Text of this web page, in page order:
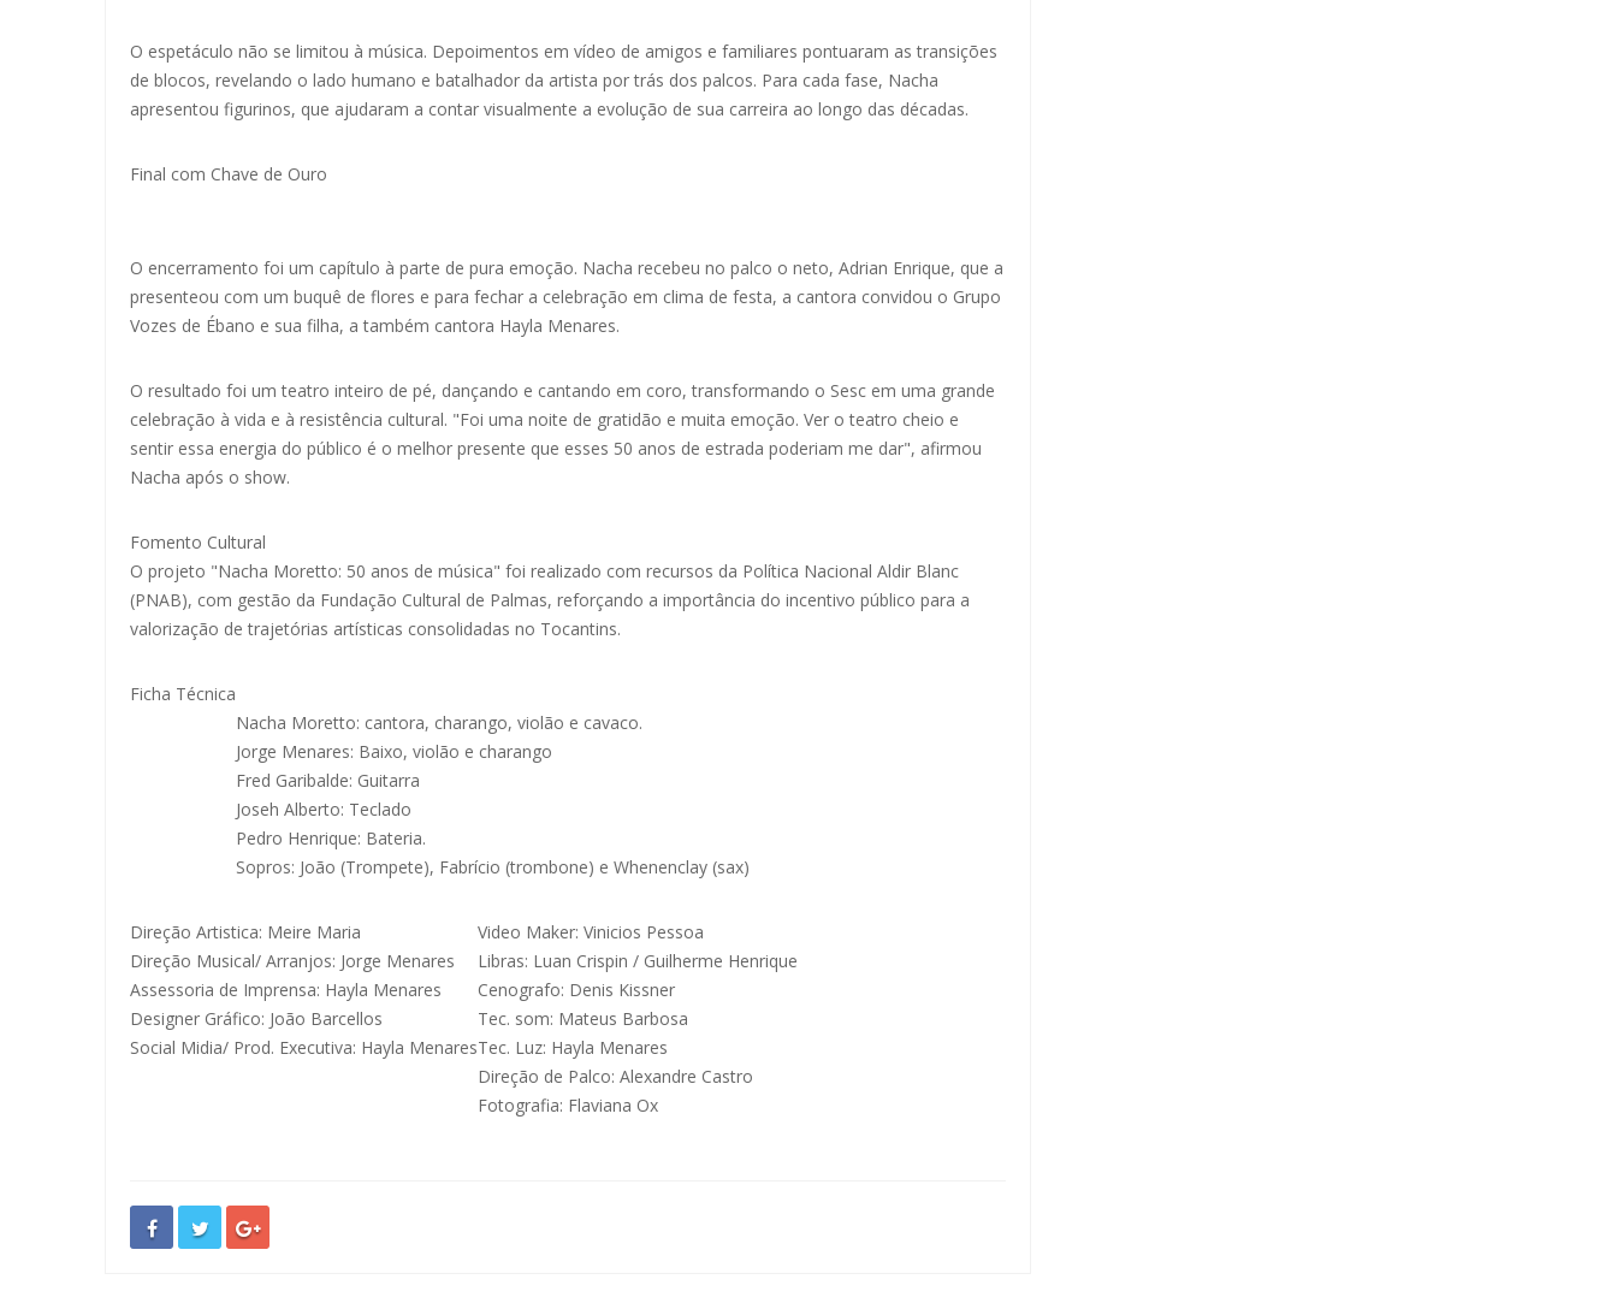
O espetáculo não se limitou à música. Depoimentos em vídeo de amigos e familiares pontuaram as transições
de blocos, revelando o lado humano e batalhador da artista por trás dos palcos. Para cada fase, Nacha
apresentou figurinos, que ajudaram a contar visualmente a evolução de sua carreira ao longo das décadas.
Final com Chave de Ouro
O encerramento foi um capítulo à parte de pura emoção. Nacha recebeu no palco o neto, Adrian Enrique, que a
presenteou com um buquê de flores e para fechar a celebração em clima de festa, a cantora convidou o Grupo
Vozes de Ébano e sua filha, a também cantora Hayla Menares.
O resultado foi um teatro inteiro de pé, dançando e cantando em coro, transformando o Sesc em uma grande
celebração à vida e à resistência cultural. "Foi uma noite de gratidão e muita emoção. Ver o teatro cheio e
sentir essa energia do público é o melhor presente que esses 50 anos de estrada poderiam me dar", afirmou
Nacha após o show.
Fomento Cultural
O projeto "Nacha Moretto: 50 anos de música" foi realizado com recursos da Política Nacional Aldir Blanc
(PNAB), com gestão da Fundação Cultural de Palmas, reforçando a importância do incentivo público para a
valorização de trajetórias artísticas consolidadas no Tocantins.
Ficha Técnica
Nacha Moretto: cantora, charango, violão e cavaco.
Jorge Menares: Baixo, violão e charango
Fred Garibalde: Guitarra
Joseh Alberto: Teclado
Pedro Henrique: Bateria.
Sopros: João (Trompete), Fabrício (trombone) e Whenenclay (sax)
Direção Artistica: Meire Maria
Direção Musical/ Arranjos: Jorge Menares
Assessoria de Imprensa: Hayla Menares
Designer Gráfico: João Barcellos
Social Midia/ Prod. Executiva: Hayla Menares
Video Maker: Vinicios Pessoa
Libras: Luan Crispin / Guilherme Henrique
Cenografo: Denis Kissner
Tec. som: Mateus Barbosa
Tec. Luz: Hayla Menares
Direção de Palco: Alexandre Castro
Fotografia: Flaviana Ox